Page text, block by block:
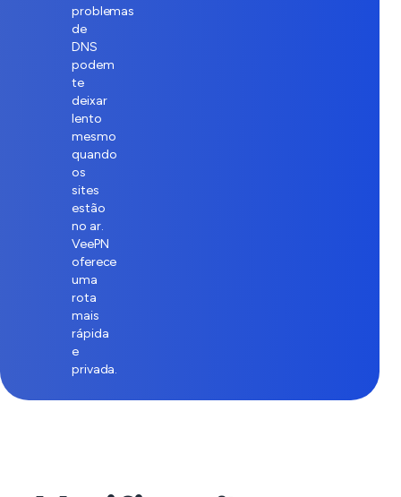
problemas
de
DNS
podem
te
deixar
lento
mesmo
quando
os
sites
estão
no ar.
VeePN
oferece
uma
rota
mais
rápida
e
privada.